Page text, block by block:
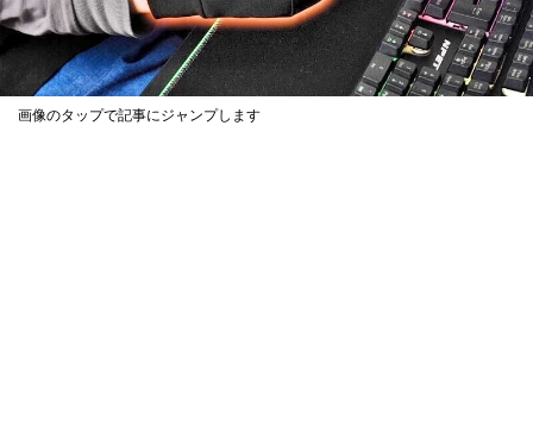
画像のタップで記事にジャンプします